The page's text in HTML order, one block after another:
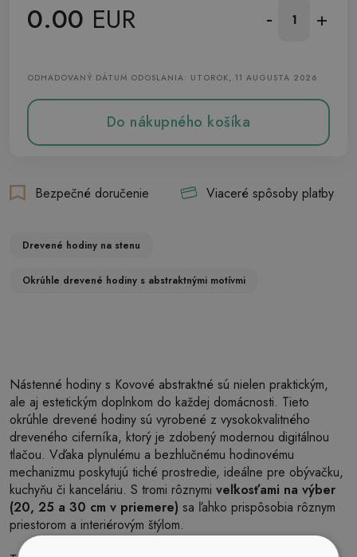
0.00 EUR - +
ODHADOVANÝ DÁTUM ODOSLANIA: UTOROK, 11 AUGUSTA 2026
Do nákupného košíka
Bezpečné doručenie Viaceré spôsoby platby
Drevené hodiny na stenu
Okrúhle drevené hodiny s abstraktnými motívmi
Nástenné hodiny s Kovové abstraktné sú nielen praktickým,
ale aj estetickým doplnkom do každej domácnosti. Tieto
okrúhle drevené hodiny sú vyrobené z vysokokvalitného
dreveného ciferníka, ktorý je zdobený modernou digitálnou
tlačou. Vďaka plynulému a bezhlučnému hodinovému
mechanizmu poskytujú tiché prostredie, ideálne pre obývačku,
kuchyňu či kanceláriu. S tromi rôznymi veľkosťami na výber
(20, 25 a 30 cm v priemere) sa ľahko prispôsobia rôznym
priestorom a interiérovým štýlom.